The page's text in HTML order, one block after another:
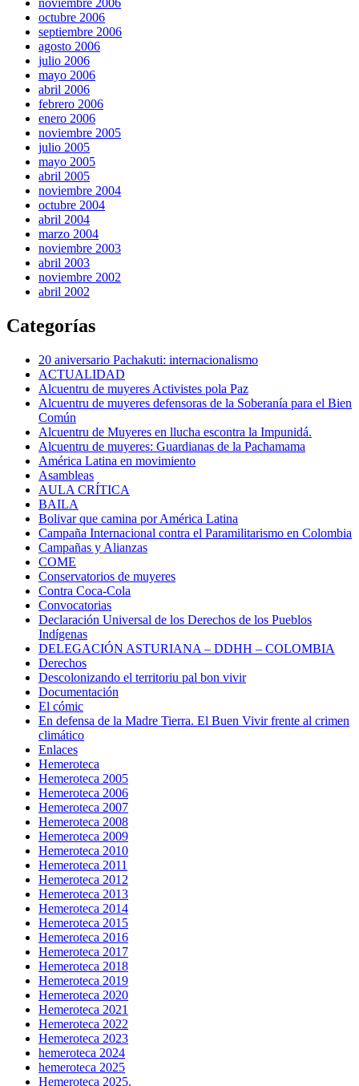
noviembre 2006
octubre 2006
septiembre 2006
agosto 2006
julio 2006
mayo 2006
abril 2006
febrero 2006
enero 2006
noviembre 2005
julio 2005
mayo 2005
abril 2005
noviembre 2004
octubre 2004
abril 2004
marzo 2004
noviembre 2003
abril 2003
noviembre 2002
abril 2002
Categorías
20 aniversario Pachakuti: internacionalismo
ACTUALIDAD
Alcuentru de muyeres Activistes pola Paz
Alcuentru de muyeres defensoras de la Soberanía para el Bien
Común
Alcuentru de Muyeres en llucha escontra la Impunidá.
Alcuentru de muyeres: Guardianas de la Pachamama
América Latina en movimiento
Asambleas
AULA CRÍTICA
BAILA
Bolivar que camina por América Latina
Campaña Internacional contra el Paramilitarismo en Colombia
Campañas y Alianzas
COME
Conservatorios de muyeres
Contra Coca-Cola
Convocatorias
Declaración Universal de los Derechos de los Pueblos
Indígenas
DELEGACIÓN ASTURIANA – DDHH – COLOMBIA
Derechos
Descolonizando el territoriu pal bon vivir
Documentación
El cómic
En defensa de la Madre Tierra. El Buen Vivir frente al crimen
climático
Enlaces
Hemeroteca
Hemeroteca 2005
Hemeroteca 2006
Hemeroteca 2007
Hemeroteca 2008
Hemeroteca 2009
Hemeroteca 2010
Hemeroteca 2011
Hemeroteca 2012
Hemeroteca 2013
Hemeroteca 2014
Hemeroteca 2015
Hemeroteca 2016
Hemeroteca 2017
Hemeroteca 2018
Hemeroteca 2019
Hemeroteca 2020
Hemeroteca 2021
Hemeroteca 2022
Hemeroteca 2023
hemeroteca 2024
hemeroteca 2025
Hemeroteca 2025.